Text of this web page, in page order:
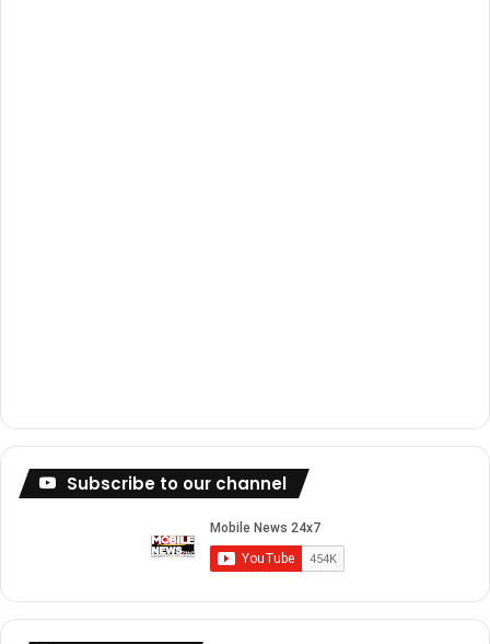
Subscribe to our channel